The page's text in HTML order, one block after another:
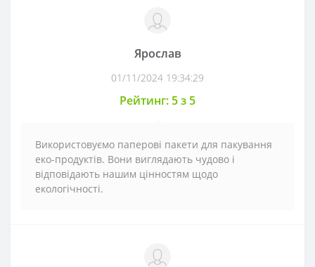
Ярослав
01/11/2024 19:34:29
Рейтинг: 5 з 5
Використовуємо паперові пакети для пакування
еко-продуктів. Вони виглядають чудово і
відповідають нашим цінностям щодо
екологічності.